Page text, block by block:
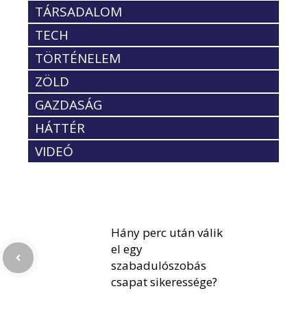
TÁRSADALOM
TECH
TÖRTÉNELEM
ZÖLD
GAZDASÁG
HÁTTÉR
VIDEÓ
Hány perc után válik
el egy
szabadulószobás
csapat sikeressége?